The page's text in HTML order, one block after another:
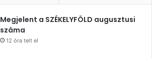
Megjelent a SZÉKELYFÖLD augusztusi
száma
12 óra telt el